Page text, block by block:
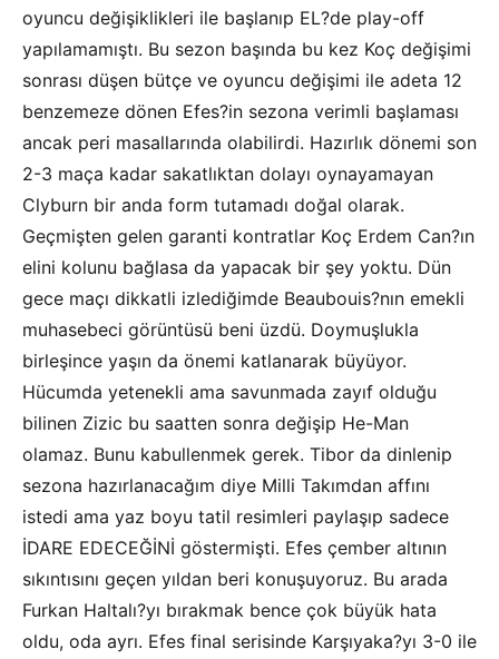
oyuncu değişiklikleri ile başlanıp EL?de play-off
yapılamamıştı. Bu sezon başında bu kez Koç değişimi
sonrası düşen bütçe ve oyuncu değişimi ile adeta 12
benzemeze dönen Efes?in sezona verimli başlaması
ancak peri masallarında olabilirdi. Hazırlık dönemi son
2-3 maça kadar sakatlıktan dolayı oynayamayan
Clyburn bir anda form tutamadı doğal olarak.
Geçmişten gelen garanti kontratlar Koç Erdem Can?ın
elini kolunu bağlasa da yapacak bir şey yoktu. Dün
gece maçı dikkatli izlediğimde Beaubouis?nın emekli
muhasebeci görüntüsü beni üzdü. Doymuşlukla
birleşince yaşın da önemi katlanarak büyüyor.
Hücumda yetenekli ama savunmada zayıf olduğu
bilinen Zizic bu saatten sonra değişip He-Man
olamaz. Bunu kabullenmek gerek. Tibor da dinlenip
sezona hazırlanacağım diye Milli Takımdan affını
istedi ama yaz boyu tatil resimleri paylaşıp sadece
İDARE EDECEĞİNİ göstermişti. Efes çember altının
sıkıntısını geçen yıldan beri konuşuyoruz. Bu arada
Furkan Haltalı?yı bırakmak bence çok büyük hata
oldu, oda ayrı. Efes final serisinde Karşıyaka?yı 3-0 ile